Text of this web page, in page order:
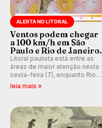
ALERTA NO LITORAL
Ventos podem chegar
a 100 km/h em São
Paulo e Rio de Janeiro.
Litoral paulista está entre as
áreas de maior atenção nesta
sexta-feira (7), enquanto Rio
de Janeiro também recebe
km/h em Itanhaém.
leia mais »